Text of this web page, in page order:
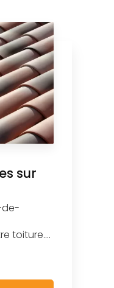
sur
de-
toiture....